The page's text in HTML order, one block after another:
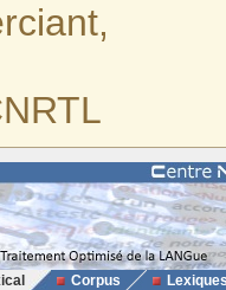
Corpus